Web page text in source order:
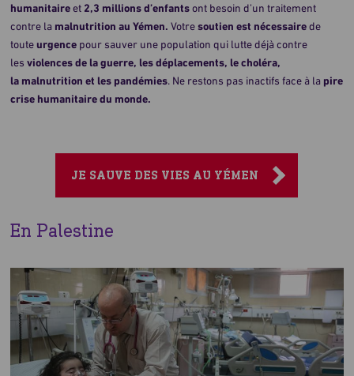
humanitaireet 2,3 millions d’enfantsont besoin d’un traitement
contre la malnutrition au Yémen. Votresoutien est nécessairede
touteurgence pour sauver une population qui lutte déjà contre
lesviolences de la guerre, les déplacements, le choléra,
la malnutrition et les pandémies. Ne restons pas inactifs face à la pire
crise humanitaire du monde.
JE SAUVE DES VIES AU YÉMEN
En Palestine